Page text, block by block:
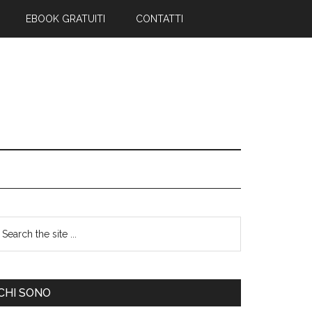
EBOOK GRATUITI CONTATTI
SONO